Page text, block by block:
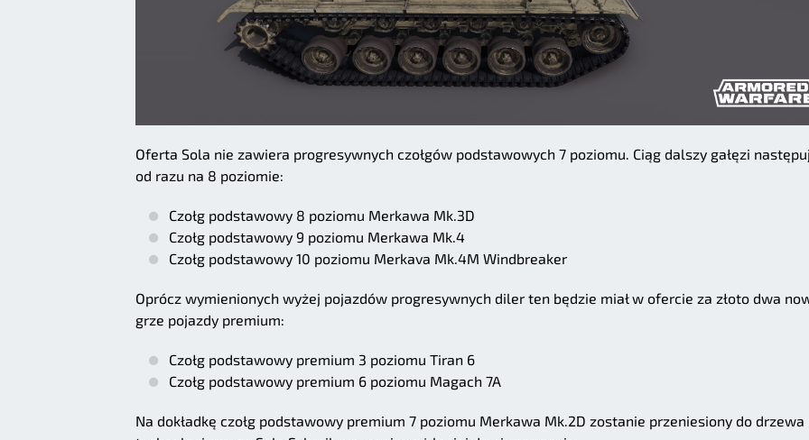
Oferta Sola nie zawiera progresywnych czołgów podstawowych 7 poziomu. Ciąg dalszy gałęzi
od razu na 8 poziomie:
Czołg podstawowy 8 poziomu Merkawa Mk.3D
Czołg podstawowy 9 poziomu Merkawa Mk.4
Czołg podstawowy 10 poziomu Merkava Mk.4M Windbreaker
Oprócz wymienionych wyżej pojazdów progresywnych diler ten będzie miał w ofercie za złoto dwa
grze pojazdy premium:
Czołg podstawowy premium 3 poziomu Tiran 6
Czołg podstawowy premium 6 poziomu Magach 7A
Na dokładkę czołg podstawowy premium 7 poziomu Merkawa Mk.2D zostanie przeniesiony do drzewa